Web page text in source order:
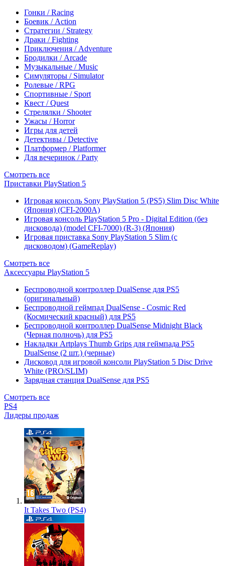
Гонки / Racing
Боевик / Action
Стратегии / Strategy
Драки / Fighting
Приключения / Adventure
Бродилки / Arcade
Музыкальные / Music
Симуляторы / Simulator
Ролевые / RPG
Спортивные / Sport
Квест / Quest
Стрелялки / Shooter
Ужасы / Horror
Игры для детей
Детективы / Detective
Платформер / Platformer
Для вечеринок / Party
Смотреть все
Приставки PlayStation 5
Игровая консоль Sony PlayStation 5 (PS5) Slim Disc White
(Япония) (CFI-2000A)
Игровая консоль PlayStation 5 Pro - Digital Edition (без
дисковода) (model CFI-7000) (R-3) (Япония)
Игровая приставка Sony PlayStation 5 Slim (с
дисководом) (GameReplay)
Смотреть все
Аксессуары PlayStation 5
Беспроводной контроллер DualSense для PS5
(оригинальный)
Беспроводной геймпад DualSense - Cosmic Red
(Космический красный) для PS5
Беспроводной контроллер DualSense Midnight Black
(Черная полночь) для PS5
Накладки Artplays Thumb Grips для геймпада PS5
DualSense (2 шт.) (черные)
Дисковод для игровой консоли PlayStation 5 Disc Drive
White (PRO/SLIM)
Зарядная станция DualSense для PS5
Смотреть все
PS4
Лидеры продаж
It Takes Two (PS4)